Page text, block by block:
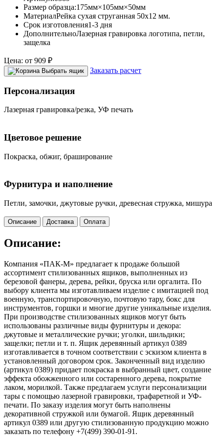
Размер образца:175мм×105мм×50мм
МатериалРейка сухая струганная 50х12 мм.
Срок изготовления1-3 дня
ДополнительноЛазерная гравировка логотипа, петли,
защелка
Цена: от 909 ₽
Выбрать ящик Заказать расчет
Персонализация
Лазерная гравировка/резка, УФ печать
Цветовое решение
Покраска, обжиг, браширование
Фурнитура и наполнение
Петли, замочки, джутовые ручки, древесная стружка, мишура
Описание Доставка Оплата
Описание:
Компания «ПАК-М» предлагает к продаже большой
ассортимент стилизованных ящиков, выполненных из
березовой фанеры, дерева, рейки, бруска или оргалита. По
выбору клиента мы изготавливаем изделие с имитацией под
военную, транспортировочную, почтовую тару, бокс для
инструментов, горшки и многие другие уникальные изделия.
При производстве стилизованных ящиков могут быть
использованы различные виды фурнитуры и декора:
джутовые и металлические ручки; уголки, шильдики;
защелки; петли и т. п. Ящик деревянный артикул 0389
изготавливается в точном соответствии с эскизом клиента в
установленный договором срок. Законченный вид изделию
(артикул 0389) придает покраска в выбранный цвет, создание
эффекта обожженного или состаренного дерева, покрытие
лаком, морилкой. Также предлагаем услуги персонализации
тары с помощью лазерной гравировки, трафаретной и УФ-
печати. По заказу изделия могут быть наполнены
декоративной стружкой или бумагой. Ящик деревянный
артикул 0389 или другую стилизованную продукцию можно
заказать по телефону +7(499) 390-01-91.